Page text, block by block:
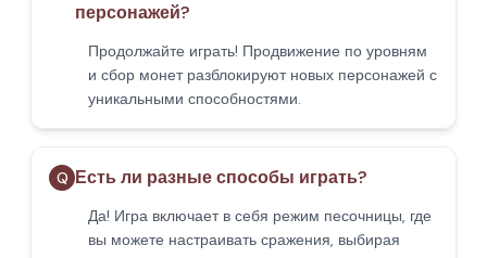
персонажей?
Продолжайте играть! Продвижение по уровням
и сбор монет разблокируют новых персонажей с
уникальными способностями.
Q Есть ли разные способы играть?
Да! Игра включает в себя режим песочницы, где
вы можете настраивать сражения, выбирая